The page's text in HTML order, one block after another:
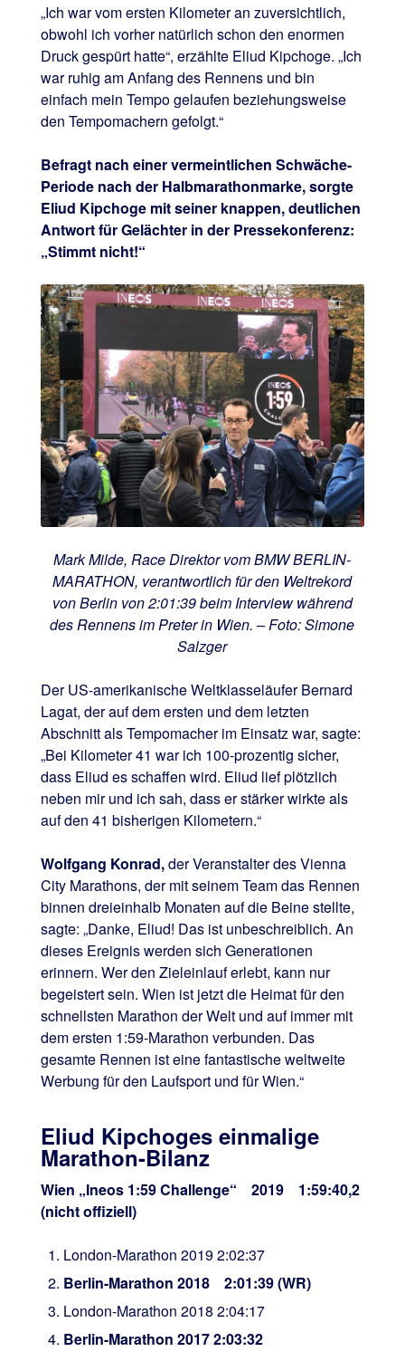
„Ich war vom ersten Kilometer an zuversichtlich,
obwohl ich vorher natürlich schon den enormen
Druck gespürt hatte“, erzählte Eliud Kipchoge. „Ich
war ruhig am Anfang des Rennens und bin
einfach mein Tempo gelaufen beziehungsweise
den Tempomachern gefolgt.“
Befragt nach einer vermeintlichen Schwäche-
Periode nach der Halbmarathonmarke, sorgte
Eliud Kipchoge mit seiner knappen, deutlichen
Antwort für Gelächter in der Pressekonferenz:
„Stimmt nicht!“
Mark Milde, Race Direktor vom BMW BERLIN-
MARATHON, verantwortlich für den Weltrekord
von Berlin von 2:01:39 beim Interview während
des Rennens im Preter in Wien. – Foto: Simone
Salzger
Der US-amerikanische Weltklasseläufer Bernard
Lagat, der auf dem ersten und dem letzten
Abschnitt als Tempomacher im Einsatz war, sagte:
„Bei Kilometer 41 war ich 100-prozentig sicher,
dass Eliud es schaffen wird. Eliud lief plötzlich
neben mir und ich sah, dass er stärker wirkte als
auf den 41 bisherigen Kilometern.“
Wolfgang Konrad,der Veranstalter des Vienna
City Marathons, der mit seinem Team das Rennen
binnen dreieinhalb Monaten auf die Beine stellte,
sagte: „Danke, Eliud! Das ist unbeschreiblich. An
dieses Ereignis werden sich Generationen
erinnern. Wer den Zieleinlauf erlebt, kann nur
begeistert sein. Wien ist jetzt die Heimat für den
schnellsten Marathon der Welt und auf immer mit
dem ersten 1:59-Marathon verbunden. Das
gesamte Rennen ist eine fantastische weltweite
Werbung für den Laufsport und für Wien.“
Eliud Kipchoges einmalige
Marathon-Bilanz
Wien „Ineos 1:59 Challenge“ 2019 1:59:40,2
(nicht offiziell)
London-Marathon 2019 2:02:37
Berlin-Marathon 2018 2:01:39 (WR)
London-Marathon 2018 2:04:17
Berlin-Marathon 2017 2:03:32